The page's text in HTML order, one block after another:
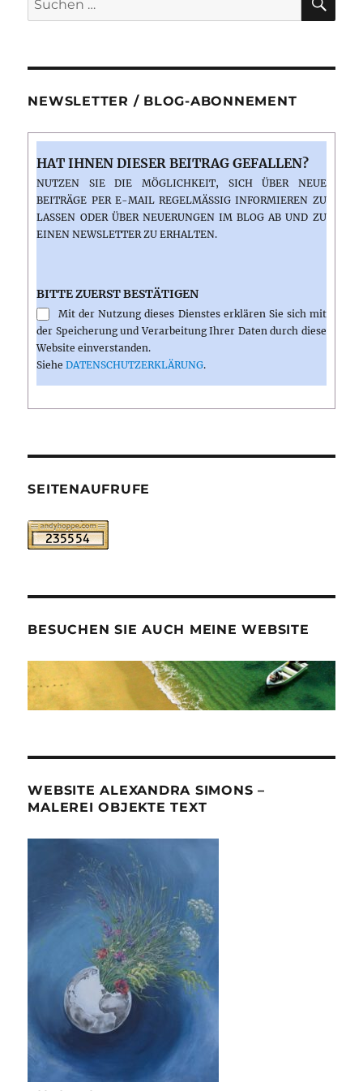
nach:
NEWSLETTER / BLOG-ABONNEMENT
HAT IHNEN DIESER BEITRAG GEFALLEN?
NUTZEN SIE DIE MÖGLICHKEIT, SICH ÜBER NEUE
BEITRÄGE PER E-MAIL REGELMÄSSIG INFORMIEREN ZU L
ASSEN ODER ÜBER NEUERUNGEN IM BLOG AB UND ZU E
INEN NEWSLETTER ZU ERHALTEN.
BITTE ZUERST BESTÄTIGEN
Mit der Nutzung dieses Dienstes erklären Sie sich mit
der Speicherung und Verarbeitung Ihrer Daten durch diese
Website einverstanden.
SieheDATENSCHUTZERKLÄRUNG.
SEITENAUFRUFE
BESUCHEN SIE AUCH MEINE WEBSITE
WEBSITE ALEXANDRA SIMONS –
MALEREI OBJEKTE TEXT